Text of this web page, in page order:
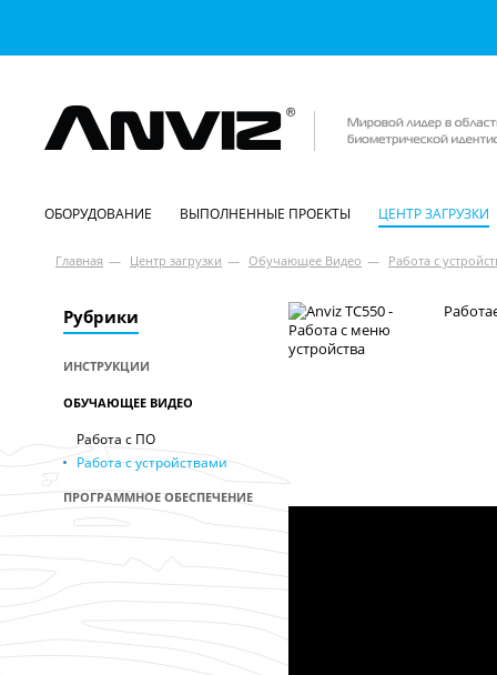
ОБОРУДОВАНИЕ ВЫПОЛНЕННЫЕ ПРОЕКТЫ ЦЕНТР ЗАГРУЗКИ
Главная — Центр загрузки — Обучающее Видео — Работа с
Рубрики
ИНСТРУКЦИИ
ОБУЧАЮЩЕЕ ВИДЕО
Работа с ПО
Работа с устройствами
ПРОГРАММНОЕ ОБЕСПЕЧЕНИЕ